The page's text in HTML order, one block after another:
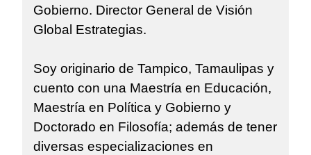
Gobierno. Director General de Visión
Global Estrategias.
Soy originario de Tampico, Tamaulipas y
cuento con una Maestría en Educación,
Maestría en Política y Gobierno y
Doctorado en Filosofía; además de tener
diversas especializaciones en